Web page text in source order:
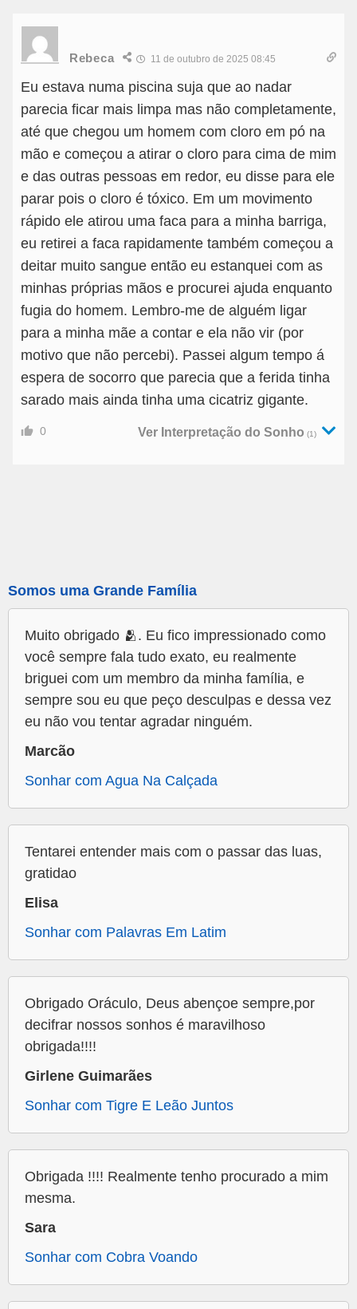
Rebeca 11 de outubro de 2025 08:45
Eu estava numa piscina suja que ao nadar
parecia ficar mais limpa mas não completamente,
até que chegou um homem com cloro em pó na
mão e começou a atirar o cloro para cima de mim
e das outras pessoas em redor, eu disse para ele
parar pois o cloro é tóxico. Em um movimento
rápido ele atirou uma faca para a minha barriga,
eu retirei a faca rapidamente também começou a
deitar muito sangue então eu estanquei com as
minhas próprias mãos e procurei ajuda enquanto
fugia do homem. Lembro-me de alguém ligar
para a minha mãe a contar e ela não vir (por
motivo que não percebi). Passei algum tempo á
espera de socorro que parecia que a ferida tinha
sarado mais ainda tinha uma cicatriz gigante.
0 Ver Interpretação do Sonho (1)
Somos uma Grande Família
Muito obrigado 🫂. Eu fico impressionado como
você sempre fala tudo exato, eu realmente
briguei com um membro da minha família, e
sempre sou eu que peço desculpas e dessa vez
eu não vou tentar agradar ninguém.
Marcão
Sonhar com Agua Na Calçada
Tentarei entender mais com o passar das luas,
gratidao
Elisa
Sonhar com Palavras Em Latim
Obrigado Oráculo, Deus abençoe sempre,por
decifrar nossos sonhos é maravilhoso
obrigada!!!!
Girlene Guimarães
Sonhar com Tigre E Leão Juntos
Obrigada !!!! Realmente tenho procurado a mim
mesma.
Sara
Sonhar com Cobra Voando